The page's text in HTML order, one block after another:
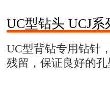
UC型钻头 UCJ系
UC型背钻专⽤钻针
残留，保证良好的孔